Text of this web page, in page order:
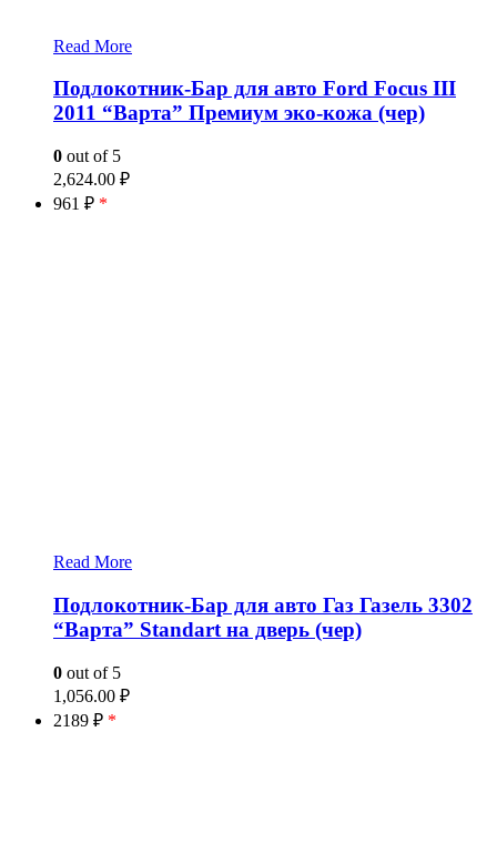
Read More
Подлокотник-Бар для авто Ford Focus III
2011 “Варта” Премиум эко-кожа (чер)
0 out of 5
2,624.00 ₽
961 ₽ *
Read More
Подлокотник-Бар для авто Газ Газель 3302
“Варта” Standart на дверь (чер)
0 out of 5
1,056.00 ₽
2189 ₽ *